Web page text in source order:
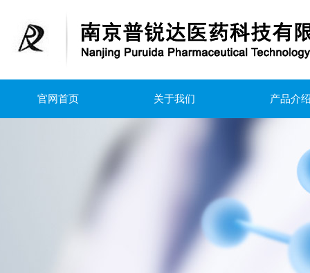
官网首页 关于我们 产品介